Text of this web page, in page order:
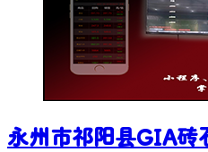
永州市祁阳县GIA砖